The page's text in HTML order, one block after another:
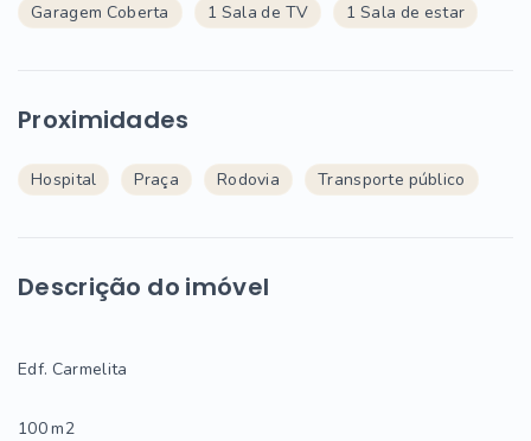
Garagem Coberta
1 Sala de TV 1 Sala de estar
Proximidades
Hospital Praça Rodovia Transporte público
Descrição do imóvel
Edf. Carmelita
100 m2